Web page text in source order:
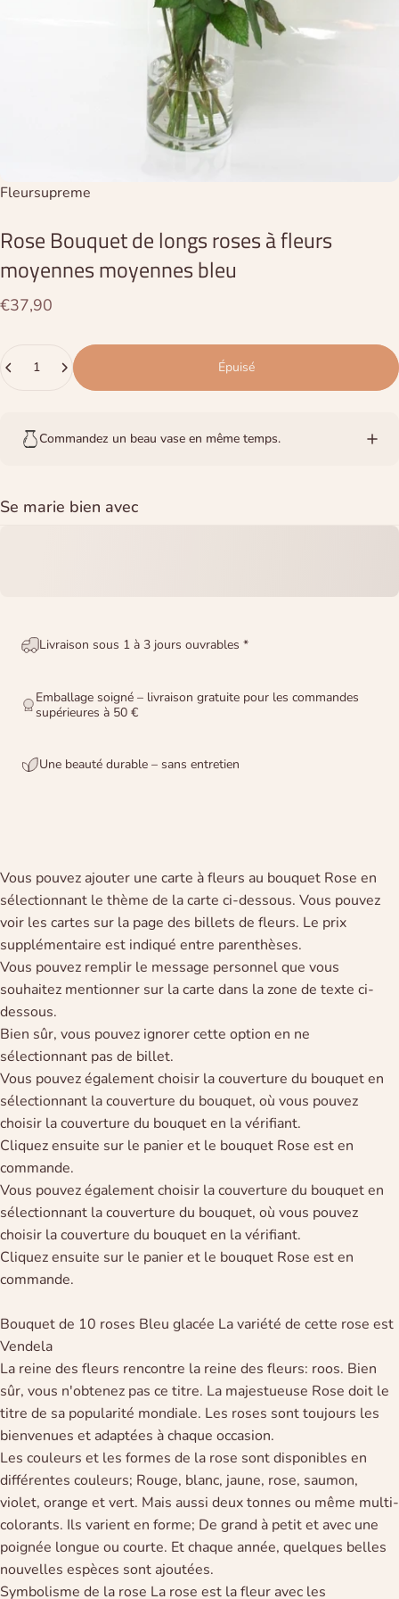
Distributeur:
Fleursupreme
Rose Bouquetdelongsrosesàfleurs
moyennesmoyennesbleu
€37,90
Épuisé
Commandez un beau vase en même temps.
Se marie bien avec
Livraison sous 1 à 3 jours ouvrables *
Emballage soigné – livraison gratuite pour les commandes
supérieures à 50 €
Une beauté durable – sans entretien
Vous pouvez ajouter une carte à fleurs au bouquet Rose en
sélectionnant le thème de la carte ci-dessous. Vous pouvez
voir les cartes sur la page des billets de fleurs. Le prix
supplémentaire est indiqué entre parenthèses.
Vous pouvez remplir le message personnel que vous
souhaitez mentionner sur la carte dans la zone de texte ci-
dessous.
Bien sûr, vous pouvez ignorer cette option en ne
sélectionnant pas de billet.
Vous pouvez également choisir la couverture du bouquet en
sélectionnant la couverture du bouquet, où vous pouvez
choisir la couverture du bouquet en la vérifiant.
Cliquez ensuite sur le panier et le bouquet Rose est en
commande.
Vous pouvez également choisir la couverture du bouquet en
sélectionnant la couverture du bouquet, où vous pouvez
choisir la couverture du bouquet en la vérifiant.
Cliquez ensuite sur le panier et le bouquet Rose est en
commande.
Bouquet de 10 roses Bleu glacée La variété de cette rose est
Vendela
La reine des fleurs rencontre la reine des fleurs: roos. Bien
sûr, vous n'obtenez pas ce titre. La majestueuse Rose doit le
titre de sa popularité mondiale. Les roses sont toujours les
bienvenues et adaptées à chaque occasion.
Les couleurs et les formes de la rose sont disponibles en
différentes couleurs; Rouge, blanc, jaune, rose, saumon,
violet, orange et vert. Mais aussi deux tonnes ou même multi-
colorants. Ils varient en forme; De grand à petit et avec une
poignée longue ou courte. Et chaque année, quelques belles
nouvelles espèces sont ajoutées.
Symbolisme de la rose La rose est la fleur avec les